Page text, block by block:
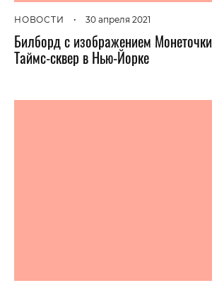
НОВОСТИ • 30 апреля 2021
Билборд с изображением
Таймс-сквер в Нью-Йорке